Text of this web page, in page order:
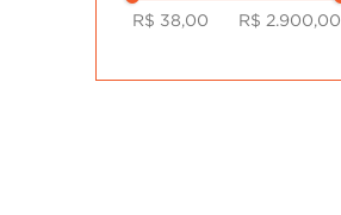
R$ 38,00 R$ 2.900,00